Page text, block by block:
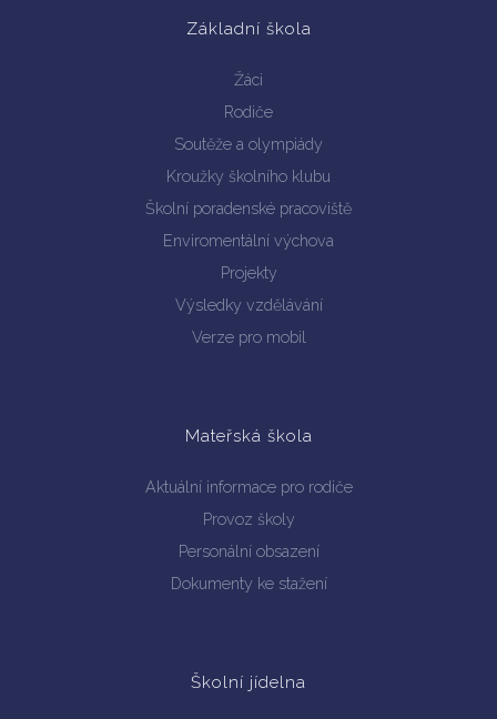
Základní škola
Žáci
Rodiče
Soutěže a olympiády
Kroužky školního klubu
Školní poradenské pracoviště
Enviromentální výchova
Projekty
Výsledky vzdělávání
Verze pro mobil
Mateřská škola
Aktuální informace pro rodiče
Provoz školy
Personální obsazení
Dokumenty ke stažení
Školní jídelna